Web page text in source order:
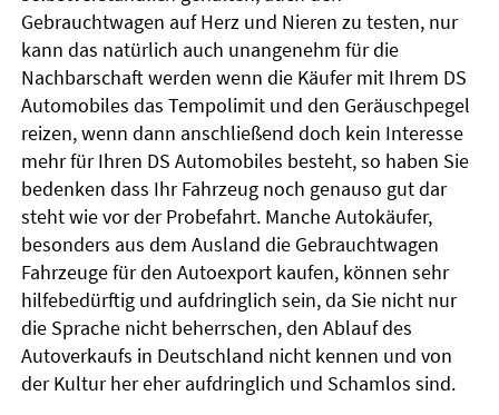
Gebrauchtwagen auf Herz und Nieren zu testen, nur
kann das natürlich auch unangenehm für die
Nachbarschaft werden wenn die Käufer mit Ihrem DS
Automobiles das Tempolimit und den Geräuschpegel
reizen, wenn dann anschließend doch kein Interesse
mehr für Ihren DS Automobiles besteht, so haben Sie
bedenken dass Ihr Fahrzeug noch genauso gut dar
steht wie vor der Probefahrt. Manche Autokäufer,
besonders aus dem Ausland die Gebrauchtwagen
Fahrzeuge für den Autoexport kaufen, können sehr
hilfebedürftig und aufdringlich sein, da Sie nicht nur
die Sprache nicht beherrschen, den Ablauf des
Autoverkaufs in Deutschland nicht kennen und von
der Kultur her eher aufdringlich und Schamlos sind.